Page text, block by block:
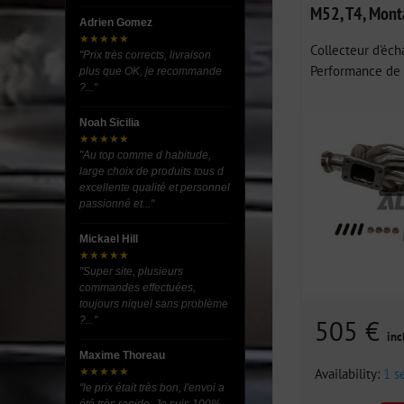
M52, T4,
Collecteur
Performance de
505 €
Availability: 1
Adrien Gomez
★★★★★
"Prix très corrects, livraison
plus que OK, je recommande
?..."
Noah Sicilia
★★★★★
"Au top comme d habitude,
large choix de produits tous d
excellente qualité et personnel
passionné et..."
Mickael Hill
★★★★★
"Super site, plusieurs
commandes effectuées,
toujours niquel sans problème
?..."
Maxime Thoreau
★★★★★
"le prix était très bon, l'envoi a